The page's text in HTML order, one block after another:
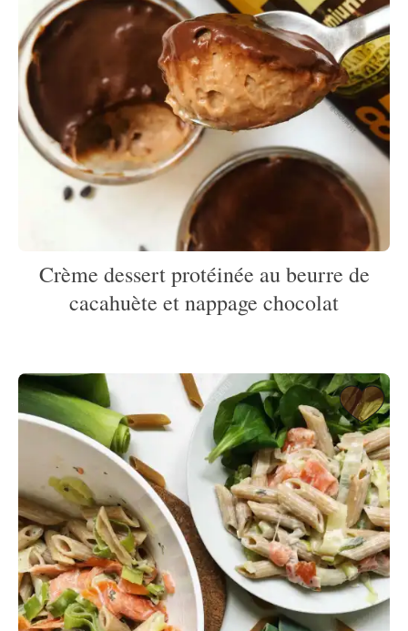
Crème dessert protéinée au beurre de
cacahuète et nappage chocolat